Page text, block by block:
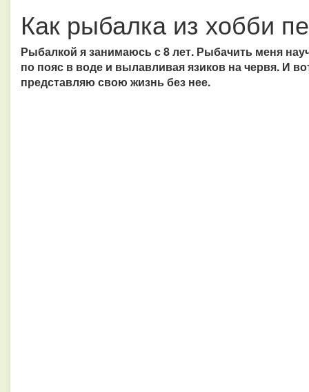
Как рыбалка из хобби
Рыбалкой я занимаюсь с 8 лет. Рыбачить меня
по пояс в воде и вылавливая язиков на червя. И
представляю свою жизнь без нее.